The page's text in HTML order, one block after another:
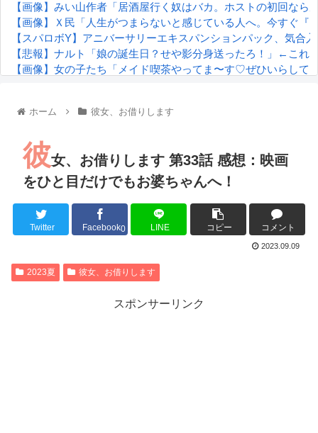
【画像】みい山作者「居酒屋行く奴はバカ。ホストの初回な
【画像】Ｘ民「人生がつまらないと感じている人へ。今すぐ
【スパロボY】アニバーサリーエキスパンションパック、気合
【悲報】ナルト「娘の誕生日？せや影分身送ったろ！」←これ
【画像】女の子たち「メイド喫茶やってま〜す♡ぜひいらして
『進撃の巨人』で一番面白いところってｗｗｗｗｗ
るろうに剣心 -明治剣客浪漫譚- 京都動乱 第33話の感想
同盟、帝国、フェザーン。生まれるなら何処がいいか問題！
ホーム 彼女、お借りします
彼女、お借りします 第33話 感想：映画
をひと目だけでもお婆ちゃんへ！
Twitter Facebook0 LINE コピー コメント
2023.09.09
2023夏 彼女、お借りします
スポンサーリンク